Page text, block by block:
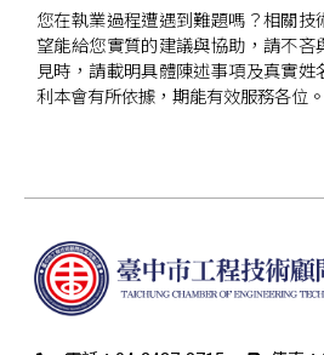
您在執業過程遭遇到難題嗎？相關技
望能給您實質的建議與協助，請不吝
見時，請載明具體陳述事項及真實姓
利本會有所依據，期能有效服務各位。